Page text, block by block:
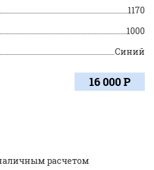
1170
1000
Синий
16 000 Р
расчетом